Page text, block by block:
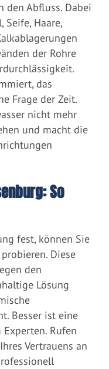
den Abfluss. Dabei
Seife, Haare,
der Rohre
das
Frage der Zeit.
nicht mehr
und macht die
So
fest, können Sie
Diese
den
Lösung
Besser ist eine
Rufen
Vertrauens an